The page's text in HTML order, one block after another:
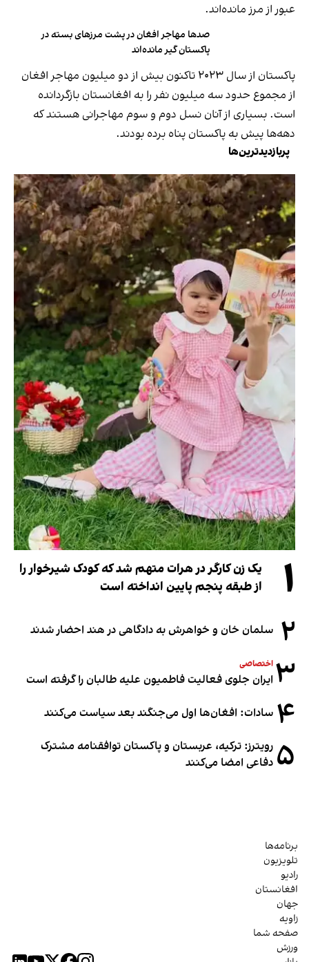
عبور از مرز مانده‌اند.
صدها مهاجر افغان در پشت مرزهای بسته در
پاکستان گیر مانده‌اند
پاکستان از سال ۲۰۲۳ تاکنون بیش از دو میلیون مهاجر افغان
از مجموع حدود سه میلیون نفر را به افغانستان بازگردانده
است. بسیاری از آنان نسل دوم و سوم مهاجرانی هستند که
دهه‌ها پیش به پاکستان پناه برده بودند.
پربازدیدترین‌ها
۱
یک زن کارگر در هرات متهم شد که کودک شیرخوار را
از طبقه پنجم پایین انداخته است
۲ سلمان خان و خواهرش به دادگاهی در هند احضار شدند
۳ اختصاصی
ایران جلوی فعالیت فاطمیون علیه طالبان را گرفته است
۴ سادات: افغان‌ها اول می‌جنگند بعد سیاست می‌کنند
۵ رویترز: ترکیه، عربستان و پاکستان توافقنامه مشترک
دفاعی امضا می‌کنند
برنامه‌ها
تلویزیون
رادیو
افغانستان
جهان
زاویه
صفحه شما
ورزش